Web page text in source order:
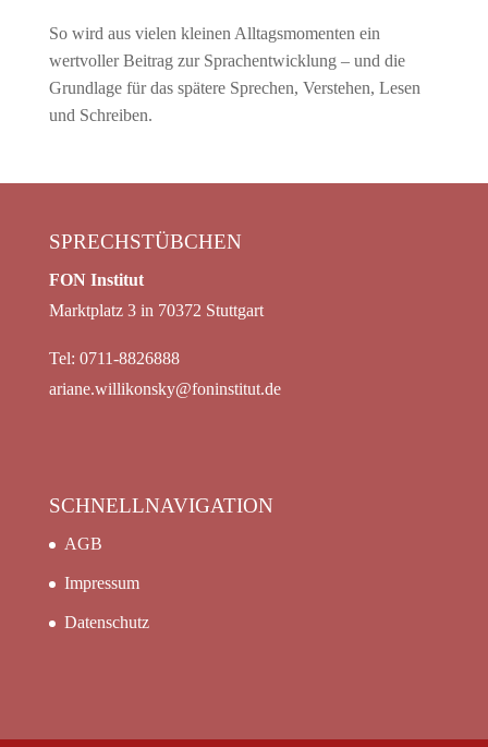
So wird aus vielen kleinen Alltagsmomenten ein
wertvoller Beitrag zur Sprachentwicklung – und die
Grundlage für das spätere Sprechen, Verstehen, Lesen
und Schreiben.
SPRECHSTÜBCHEN
FON Institut
Marktplatz 3 in 70372 Stuttgart
Tel: 0711-8826888
ariane.willikonsky@foninstitut.de
SCHNELLNAVIGATION
AGB
Impressum
Datenschutz